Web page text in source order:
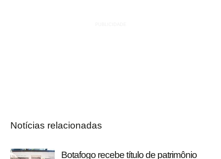
Notícias relacionadas
Botafogo recebe título de patrimônio